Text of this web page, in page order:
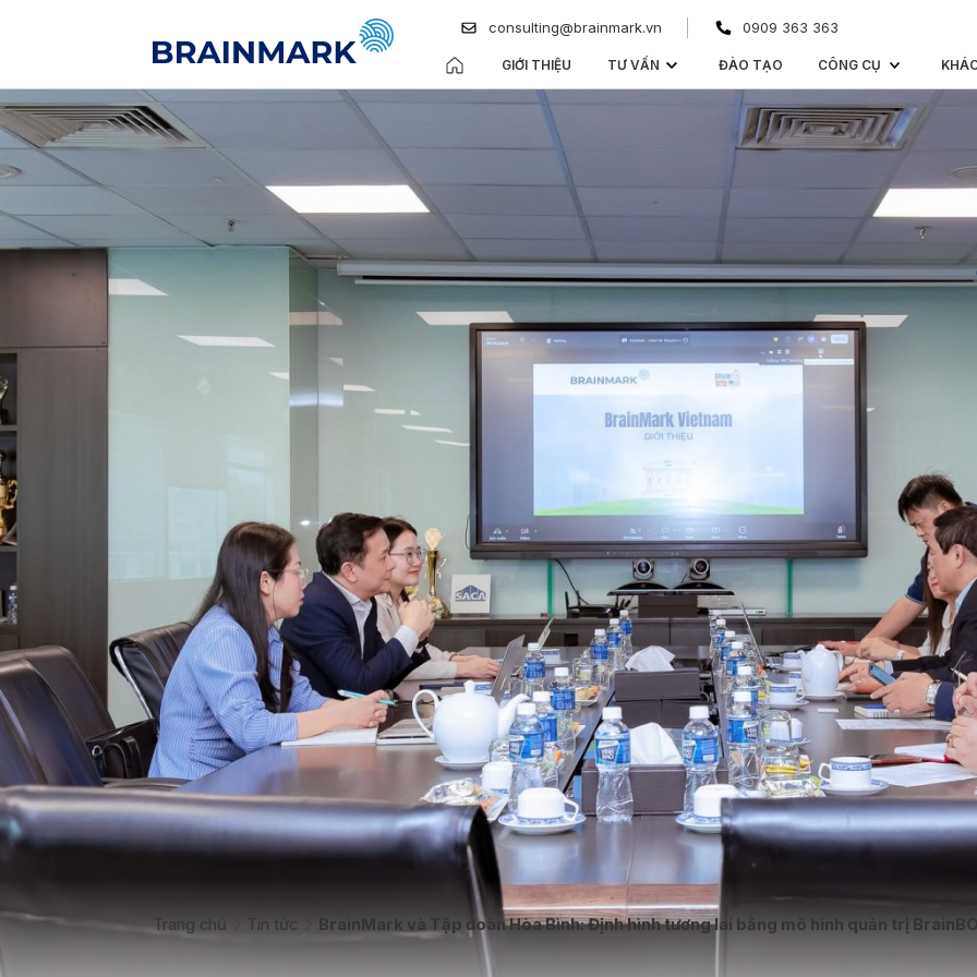
consulting@brainmark.vn 0909 363 363
GIỚI THIỆU TƯ VẤN ĐÀO TẠO CÔNG CỤ
Trang chủ Tin tức BrainMark và Tập đoàn Hòa Bình: Định hình tương lai bằng mô hình quản trị